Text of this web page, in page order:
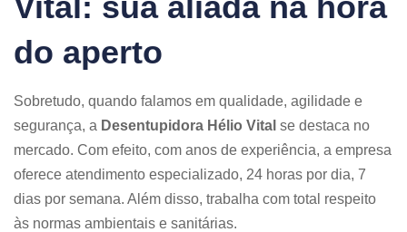
do aperto
Sobretudo, quando falamos em qualidade, agilidade e
segurança, a Desentupidora Hélio Vital se destaca no
mercado. Com efeito, com anos de experiência, a empresa
oferece atendimento especializado, 24 horas por dia, 7
dias por semana. Além disso, trabalha com total respeito
às normas ambientais e sanitárias.